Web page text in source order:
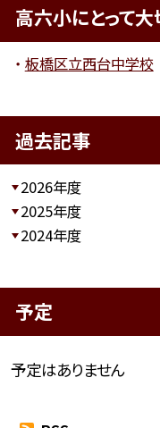
高六小にとって
板橋区立西台中学校
過去記事
2026年度
2025年度
2024年度
予定
予定はありません